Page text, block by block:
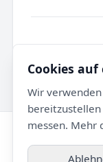
Noch keine
© 2026
Cookies
Wir
messen. Mehr